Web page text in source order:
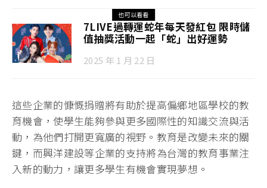
也可以看看
7LIVE過轉運蛇年每天發紅包 限時儲
值抽獎活動一起「蛇」出好運勢
2025 年 1 月 22 日
這些企業的慷慨捐贈將有助於提高偏鄉地區學校的教
育機會，使學生能夠參與更多國際性的知識交流與活
動，為他們打開更寬廣的視野。教育是改變未來的關
鍵，而興洋建設等企業的支持將為台灣的教育事業注
入新的動力，讓更多學生有機會實現夢想。